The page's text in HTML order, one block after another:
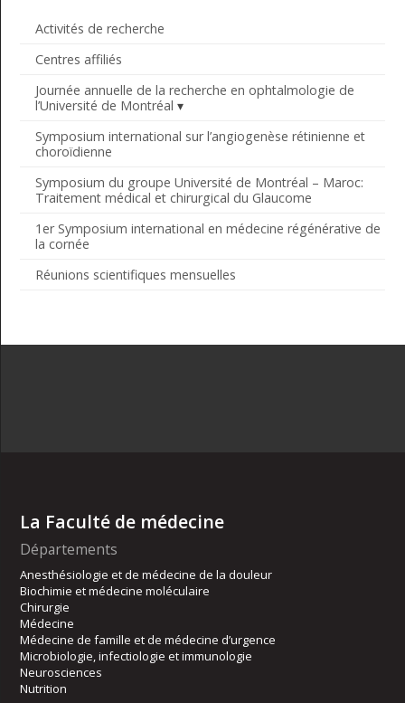
Activités de recherche
Centres affiliés
Journée annuelle de la recherche en ophtalmologie de
l’Université de Montréal
Symposium international sur l’angiogenèse rétinienne et
choroïdienne
Symposium du groupe Université de Montréal – Maroc:
Traitement médical et chirurgical du Glaucome
1er Symposium international en médecine régénérative de
la cornée
Réunions scientifiques mensuelles
La Faculté de médecine
Départements
Anesthésiologie et de médecine de la douleur
Biochimie et médecine moléculaire
Chirurgie
Médecine
Médecine de famille et de médecine d’urgence
Microbiologie, infectiologie et immunologie
Neurosciences
Nutrition